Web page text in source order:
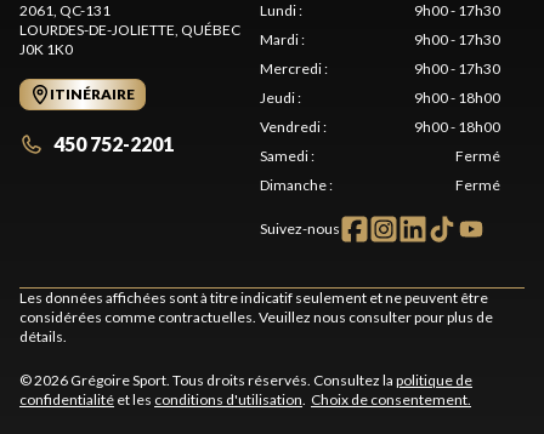
2061, QC-131
LOURDES-DE-JOLIETTE, QUÉBEC
J0K 1K0
ITINÉRAIRE
450 752-2201
Lundi:
9h00 - 17h30
Mardi:
9h00 - 17h30
Mercredi:
9h00 - 17h30
Jeudi:
9h00 - 18h00
Vendredi:
9h00 - 18h00
Samedi:
Fermé
Dimanche: Fermé
Suivez-nous
Les données affichées sont à titre indicatif seulement et ne peuvent être
considérées comme contractuelles. Veuillez nous consulter pour plus de
détails.
© 2026 Grégoire Sport. Tous droits réservés. Consultez la politique de
confidentialité et les conditions d'utilisation. Choix de consentement.